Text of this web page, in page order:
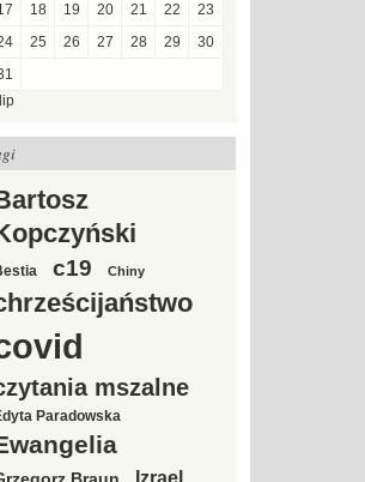
18 19 20 21 22
23
25 26 27 28 29
30
c19 Chiny
mszalne
Paradowska
Izrael